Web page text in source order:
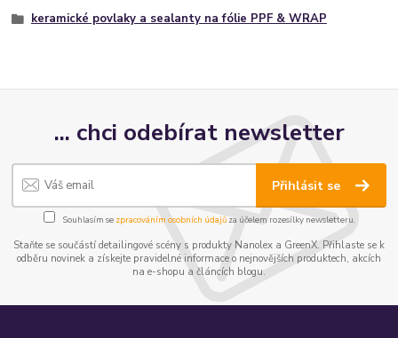
keramické povlaky a sealanty na fólie PPF & WRAP
... chci odebírat newsletter
Přihlásit se
Souhlasím se zpracováním osobních údajůza účelem rozesílky newsletteru.
Staňte se součástí detailingové scény s produkty Nanolex a GreenX. Přihlaste se k
odběru novinek a získejte pravidelné informace o nejnovějších produktech, akcích
na e-shopu a článcích blogu.